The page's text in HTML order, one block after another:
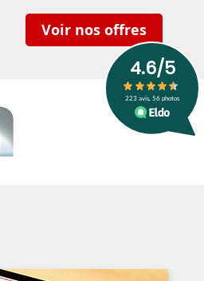
Voir nos offres